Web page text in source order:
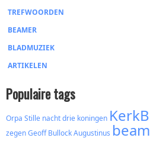
TREFWOORDEN
BEAMER
BLADMUZIEK
ARTIKELEN
Populaire tags
Orpa Stille nachtdrie koningen
zegenGeoff BullockAugustinus